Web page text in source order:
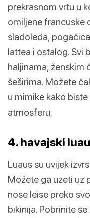
prekrasnom vrtu u
omiljene francuske
sladoleda,
lattea i ostalog. Svi
haljinama, ženskim
šeširima. Možete
u mimike kako
atmosferu.
4. havajski luau
Luaus su uvijek
Možete ga uzeti uz
nose leise preko
bikinija. Pobrinite